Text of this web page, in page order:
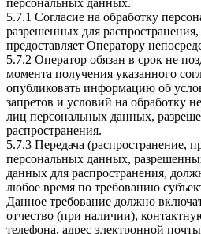
персональных данных.
5.7.1 Согласие на обработку
разрешенных для распространения,
предоставляет Оператору
5.7.2 Оператор обязан в срок не
момента получения указанного
опубликовать информацию об
запретов и условий на обработку
лиц персональных данных,
распространения.
5.7.3 Передача (распространение,
персональных данных,
данных для распространения,
любое время по требованию
Данное требование должно
отчество (при наличии),
телефона, адрес электронной